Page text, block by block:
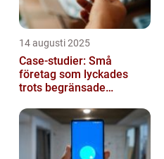
14 augusti 2025
Case-studier: Små
företag som lyckades
trots begränsade